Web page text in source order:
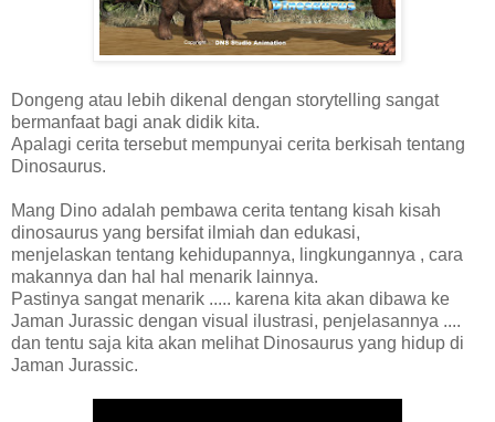
Dongeng atau lebih dikenal dengan storytelling sangat
bermanfaat bagi anak didik kita.
Apalagi cerita tersebut mempunyai cerita berkisah tentang
Dinosaurus.
Mang Dino adalah pembawa cerita tentang kisah kisah
dinosaurus yang bersifat ilmiah dan edukasi,
menjelaskan tentang kehidupannya, lingkungannya , cara
makannya dan hal hal menarik lainnya.
Pastinya sangat menarik ..... karena kita akan dibawa ke
Jaman Jurassic dengan visual ilustrasi, penjelasannya ....
dan tentu saja kita akan melihat Dinosaurus yang hidup di
Jaman Jurassic.